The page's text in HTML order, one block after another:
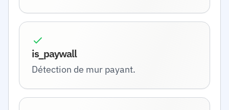
is_paywall
Détection de mur payant.